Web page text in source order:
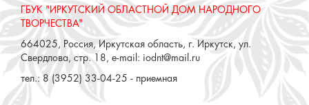
ГБУК "ИРКУТСКИЙ ОБЛАСТНОЙ ДОМ НАРОДНОГО
ТВОРЧЕСТВА"
664025, Россия, Иркутская область, г. Иркутск, ул.
Свердлова, стр. 18, e-mail: iodnt@mail.ru
тел.: 8 (3952) 33-04-25 - приемная